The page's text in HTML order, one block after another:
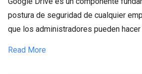
postura de seguridad de cualquier
que los administradores pueden
Read More